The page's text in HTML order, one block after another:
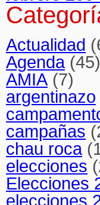
Actualidad
Agenda(45)
AMIA (7)
argentinazo
campañas
chau roca
elecciones
Elecciones
elecciones